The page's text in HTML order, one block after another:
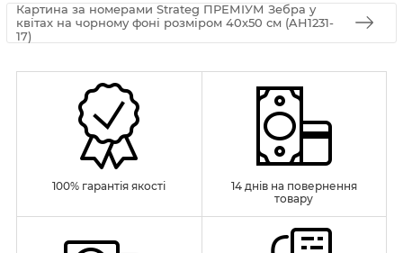
Картина за номерами Strateg ПРЕМІУМ Зебра у
квітах на чорному фоні розміром 40х50 см (AH1231-
17)
100% гарантія якості
14 днів на повернення
товару